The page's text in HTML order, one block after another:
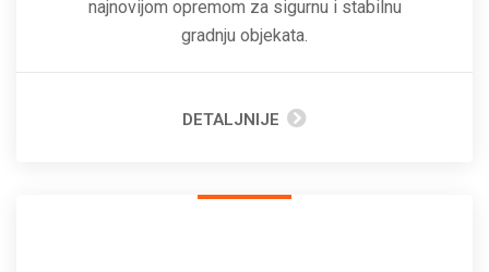
najnovijom opremom za sigurnu i stabilnu
gradnju objekata.
DETALJNIJE